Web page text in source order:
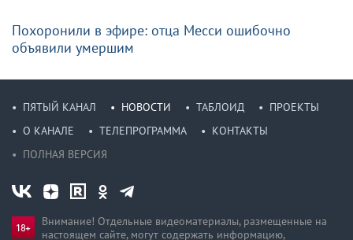
Похоронили в эфире: отца Месси ошибочно
объявили умершим
ПЯТЫЙ КАНАЛ НОВОСТИ ТАБЛОИД
ПРОЕКТЫ
О КАНАЛЕ
ТЕЛЕПРОГРАММА
КОНТАКТЫ
ПОЛНАЯ ВЕРСИЯ
Внимание! Отдельные видеоматериалы, размещенные на
настоящем сайте, могут содержать информацию,